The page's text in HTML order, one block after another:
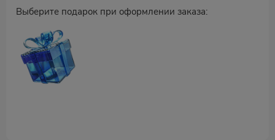
Выберите подарок при оформлении заказа: